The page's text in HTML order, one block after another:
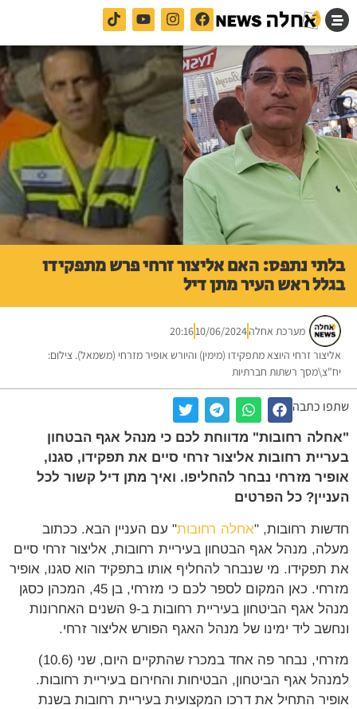
בלתי נתפס: האם אליצור זרחי פרש מתפקידו
בגלל ראש העיר מתן דיל
מערכת אחלה10/06/2024
20:16
אליצור זרחי היוצא מתפקידו (מימין) והיורש אופיר מזרחי (משמאל). צילום:
יח"צ\מסך רשתות חברתיות
שתפו כתבה
"אחלה רחובות" מדווחת לכם כי מנהל אגף הבטחון
בעריית רחובות אליצור זרחי סיים את תפקידו, סגנו,
אופיר מזרחי נבחר להחליפו. ואיך מתן דיל קשור לכל
העניין? כל הפרטים
חדשות רחובות, "אחלה רחובות" עם העניין הבא. ככתוב
מעלה, מנהל אגף הבטחון בעיריית רחובות, אליצור זרחי סיים
את תפקידו. מי שנבחר להחליף אותו בתפקיד הוא סגנו, אופיר
מזרחי. כאן המקום לספר לכם כי מזרחי, בן 45, המכהן כסגן
מנהל אגף הביטחון בעיריית רחובות ב-9 השנים האחרונות
ונחשב ליד ימינו של מנהל האגף הפורש אליצור זרחי.
מזרחי, נבחר פה אחד במכרז שהתקיים היום, שני (10.6)
למנהל אגף הביטחון, הבטיחות והחירום בעיריית רחובות.
אופיר התחיל את דרכו המקצועית בעיריית רחובות בשנת